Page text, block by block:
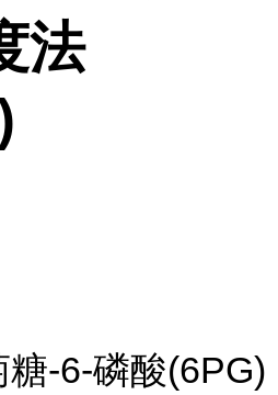
法
糖-6-磷酸(6PG)